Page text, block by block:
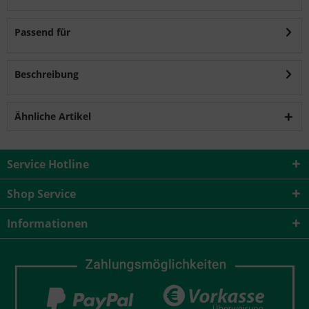
Passend für
Beschreibung
Ähnliche Artikel
Service Hotline
Shop Service
Informationen